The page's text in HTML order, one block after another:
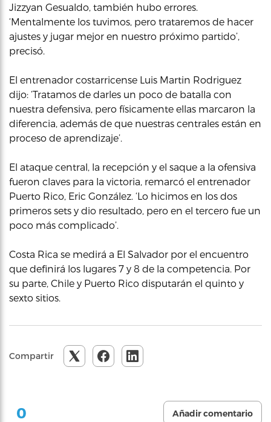
Jizzyan Gesualdo, también hubo errores.
‘Mentalmente los tuvimos, pero trataremos de hacer
ajustes y jugar mejor en nuestro próximo partido’,
precisó.
El entrenador costarricense Luis Martin Rodriguez
dijo: ‘Tratamos de darles un poco de batalla con
nuestra defensiva, pero físicamente ellas marcaron la
diferencia, además de que nuestras centrales están en
proceso de aprendizaje’.
El ataque central, la recepción y el saque a la ofensiva
fueron claves para la victoria, remarcó el entrenador
Puerto Rico, Eric González. ‘Lo hicimos en los dos
primeros sets y dio resultado, pero en el tercero fue un
poco más complicado’.
Costa Rica se medirá a El Salvador por el encuentro
que definirá los lugares 7 y 8 de la competencia. Por
su parte, Chile y Puerto Rico disputarán el quinto y
sexto sitios.
Compartir
0 Añadir comentario